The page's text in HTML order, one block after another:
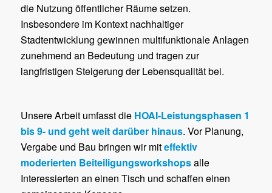
die Nutzung öffentlicher Räume setzen.
Insbesondere im Kontext nachhaltiger
Stadtentwicklung gewinnen multifunktionale Anlagen
zunehmend an Bedeutung und tragen zur
langfristigen Steigerung der Lebensqualität bei.
Unsere Arbeit umfasst die HOAI-Leistungsphasen 1
bis 9- und geht weit darüber hinaus. Vor Planung,
Vergabe und Bau bringen wir miteffektiv
moderierten Beiteiligungsworkshopsalle
Interessierten an einen Tisch und schaffen einen